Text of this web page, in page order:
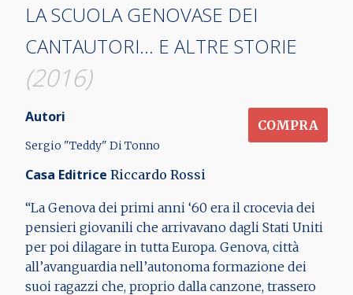
LA SCUOLA GENOVASE DEI
CANTAUTORI... E ALTRE STORIE
(2016)
Autori
Sergio "Teddy" Di Tonno
Casa Editrice Riccardo Rossi
COMPRA
“La Genova dei primi anni ‘60 era il crocevia dei
pensieri giovanili che arrivavano dagli Stati Uniti
per poi dilagare in tutta Europa. Genova, città
all’avanguardia nell’autonoma formazione dei
suoi ragazzi che, proprio dalla canzone, trassero